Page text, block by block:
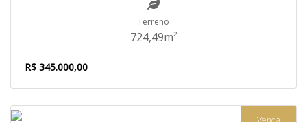
Terreno
724,49m²
R$ 345.000,00
Venda